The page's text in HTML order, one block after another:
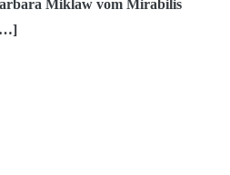
Miklaw vom Mirabilis